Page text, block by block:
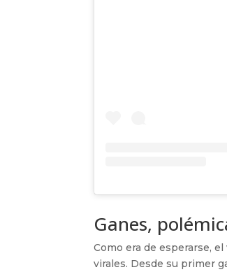
Ganes,
Como era de esperarse,
virales. Desde su primer